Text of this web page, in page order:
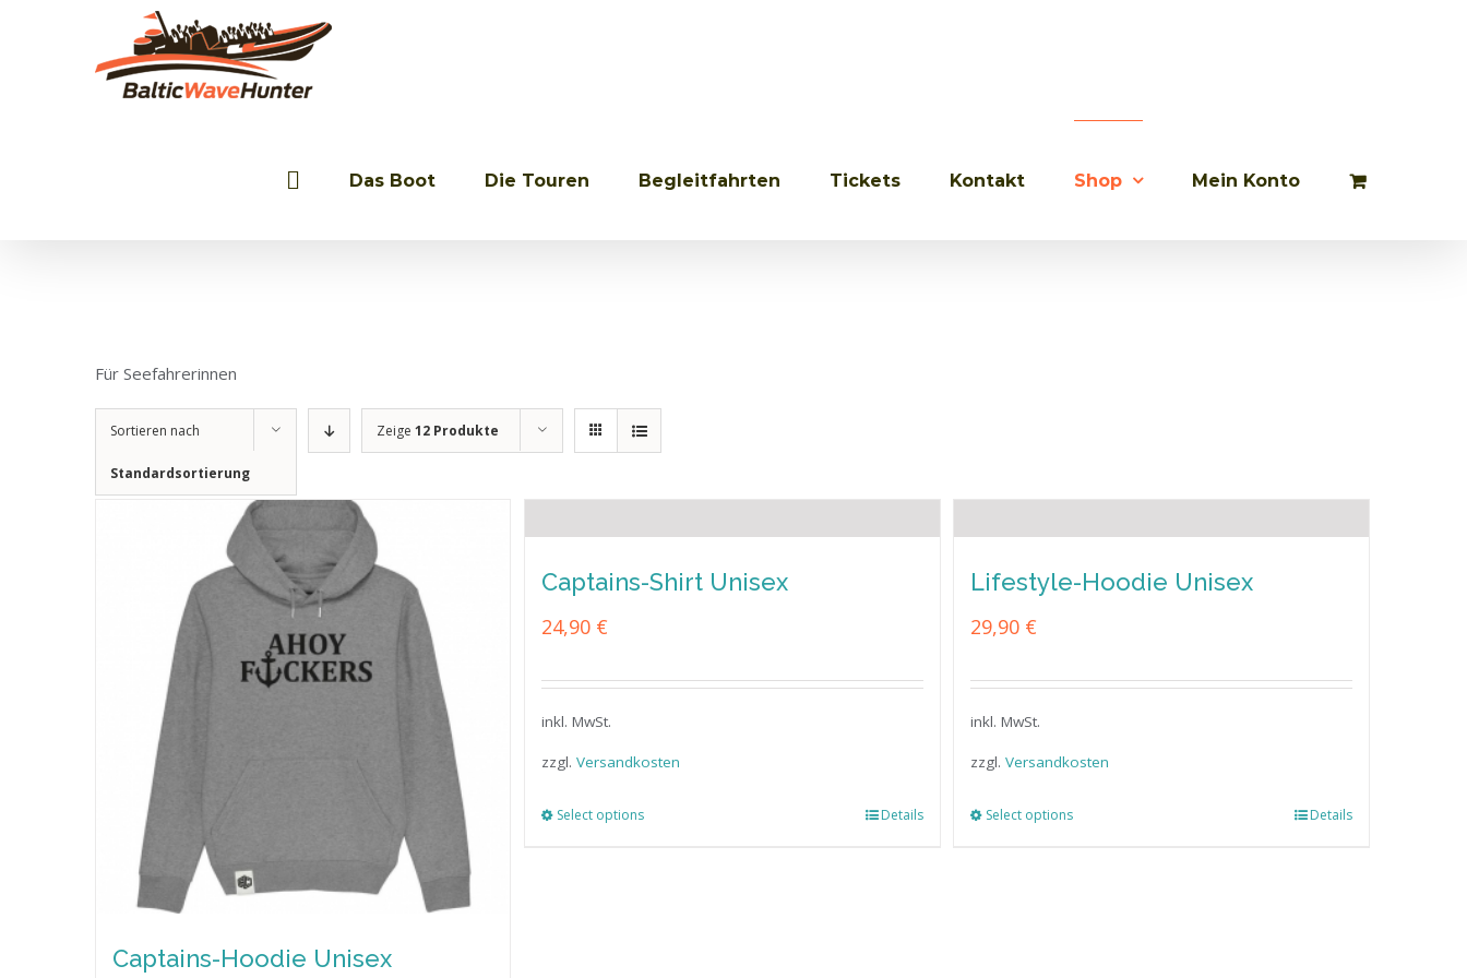
nach:
Das Boot Die Touren Begleitfahrten Tickets Kontakt Shop Mein Konto
Für Seefahrerinnen
Sortieren nach
Standardsortierung
Zeige 12 Produkte
Captains-Hoodie Unisex
Captains-Shirt Unisex
24,90 €
inkl. MwSt.
zzgl.Versandkosten
Select options Details
Lifestyle-Hoodie Unisex
29,90 €
inkl. MwSt.
zzgl.Versandkosten
Select options Details